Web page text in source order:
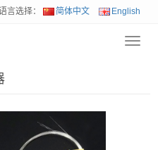
言选择： 简体中文 English
微型化CWDM粗波分复